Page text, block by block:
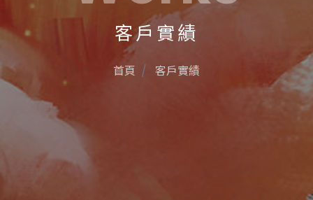
客戶實績
首頁 客戶實績